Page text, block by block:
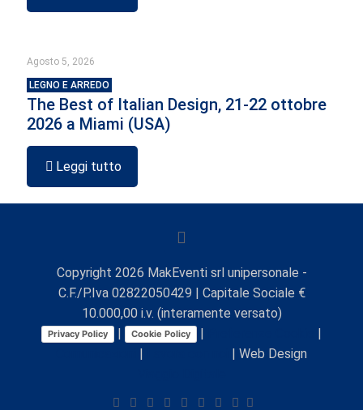
Agosto 5, 2026
LEGNO E ARREDO
The Best of Italian Design, 21-22 ottobre
2026 a Miami (USA)
Leggi tutto
Copyright 2026 MakEventi srl unipersonale -
C.F./P.Iva 02822050429 | Capitale Sociale €
10.000,00 i.v. (interamente versato)
Privacy Policy | Cookie Policy |
|
|
| Web Design